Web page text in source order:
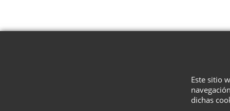
Este sitio
dichas